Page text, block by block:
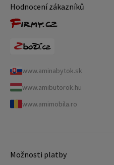
Hodnocení zákazníků
www.aminabytok.sk
www.amibutorok.hu
www.amimobila.ro
Možnosti platby